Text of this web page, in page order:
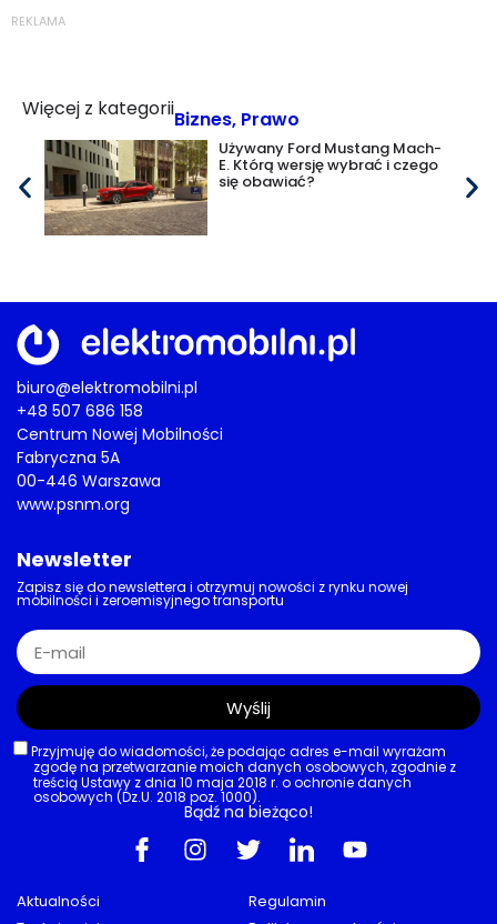
REKLAMA
Więcej z kategoriiBiznes, Prawo
Używany Ford Mustang Mach-
E. Którą wersję wybrać i czego
się obawiać?
biuro@elektromobilni.pl
+48 507 686 158
Centrum Nowej Mobilności
Fabryczna 5A
00-446 Warszawa
www.psnm.org
Aktualności
Regulamin
Newsletter
Zapisz się do newslettera i otrzymuj nowości z rynku nowej
mobilności i zeroemisyjnego transportu
Przyjmuję do wiadomości, że podając adres e-mail wyrażam
zgodę na przetwarzanie moich danych osobowych, zgodnie z
treścią Ustawy z dnia 10 maja 2018 r. o ochronie danych
osobowych (Dz.U. 2018 poz. 1000).
Wyślij
Bądź na bieżąco!